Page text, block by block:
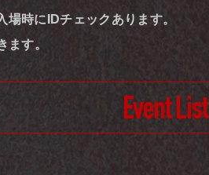
時にIDチェックあります。
す。
Event List